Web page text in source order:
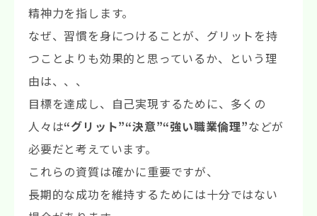
精神力を指します。
なぜ、習慣を身につけることが、グリットを持
つことよりも効果的と思っているか、という理
由は、、、
目標を達成し、自己実現するために、多くの
人々は“グリット”“決意”“強い職業倫理”などが
必要だと考えています。
これらの資質は確かに重要ですが、
長期的な成功を維持するためには十分ではない